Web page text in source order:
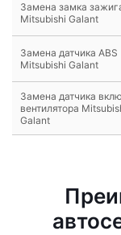
Замена замка
Mitsubishi Galant
Замена датчика ABS
Mitsubishi Galant
Замена датчика
вентилятора
Galant